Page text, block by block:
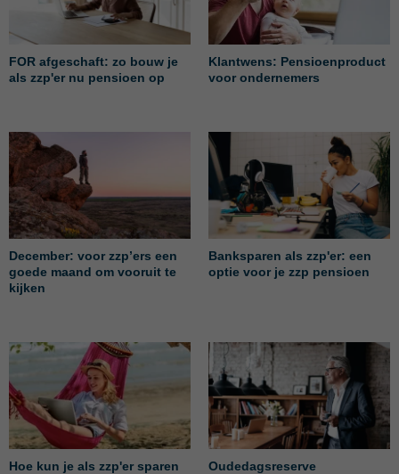
FOR afgeschaft: zo bouw je
als zzp'er nu pensioen op
Klantwens: Pensioenproduct
voor ondernemers
December: voor zzp’ers een
goede maand om vooruit te
kijken
Banksparen als zzp'er: een
optie voor je zzp pensioen
Hoe kun je als zzp'er sparen
Oudedagsreserve